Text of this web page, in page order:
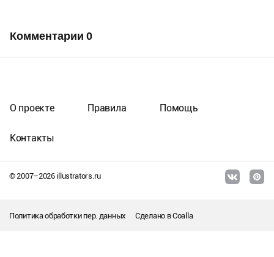
Комментарии 0
© 2007–2026illustrators.ru
О проекте Правила Помощь
Контакты
Политика обработки пер. данных Сделано вCoalla